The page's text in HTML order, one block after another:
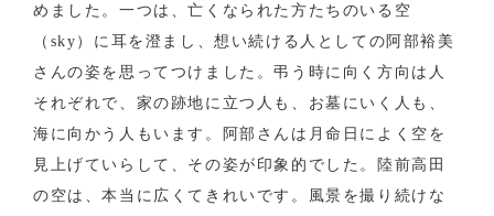
めました。一つは、亡くなられた方たちのいる空
（sky）に耳を澄まし、想い続ける人としての阿部裕美
さんの姿を思ってつけました。弔う時に向く方向は人
それぞれで、家の跡地に立つ人も、お墓にいく人も、
海に向かう人もいます。阿部さんは月命日によく空を
見上げていらして、その姿が印象的でした。陸前高田
の空は、本当に広くてきれいです。風景を撮り続けな